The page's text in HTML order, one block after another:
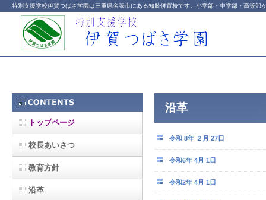
特別支援学校伊賀つばさ学園は三重県名張市にある知肢併置校です。小学部・中学部・高等
沿革
令和 8年 ２月 27日
令和6年 4月 1日
令和2年 4月 1日
トップページ
校長あいさつ
教育方針
沿革